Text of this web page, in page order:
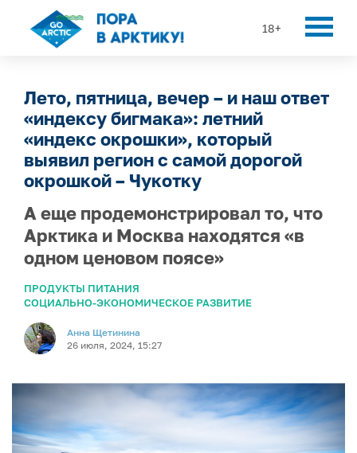
18+
Лето, пятница, вечер – и наш ответ
«индексу бигмака»: летний
«индекс окрошки», который
выявил регион с самой дорогой
окрошкой – Чукотку
А еще продемонстрировал то, что
Арктика и Москва находятся «в
одном ценовом поясе»
ПРОДУКТЫ ПИТАНИЯ
СОЦИАЛЬНО-ЭКОНОМИЧЕСКОЕ РАЗВИТИЕ
Анна Щетинина
26 июля, 2024, 15:27